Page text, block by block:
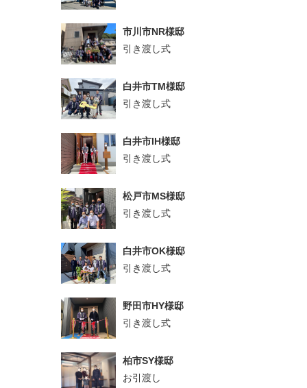
市川市NR様邸
引き渡し式
白井市TM様邸
引き渡し式
白井市IH様邸
引き渡し式
松戸市MS様邸
引き渡し式
白井市OK様邸
引き渡し式
野田市HY様邸
引き渡し式
柏市SY様邸
お引渡し